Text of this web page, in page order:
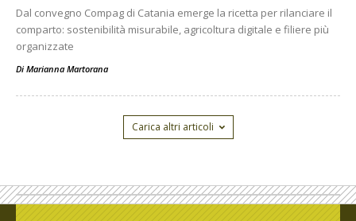
Dal convegno Compag di Catania emerge la ricetta per rilanciare il
comparto: sostenibilità misurabile, agricoltura digitale e filiere più
organizzate
Di Marianna Martorana
Carica altri articoli